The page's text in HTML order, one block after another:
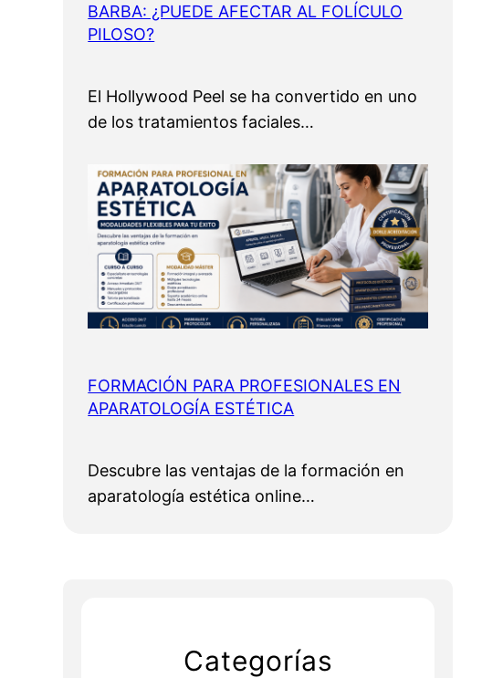
BARBA: ¿PUEDE AFECTAR AL FOLÍCULO
PILOSO?
El Hollywood Peel se ha convertido en uno
de los tratamientos faciales…
FORMACIÓN PARA PROFESIONALES EN
APARATOLOGÍA ESTÉTICA
Descubre las ventajas de la formación en
aparatología estética online…
Categorías